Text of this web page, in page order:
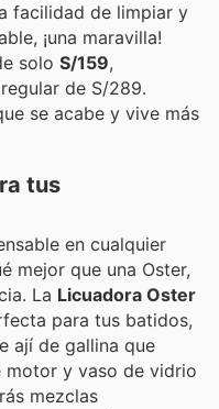
facilidad de limpiar y
¡una maravilla!
solo S/159,
de S/289.
se acabe y vive más
tus
en cualquier
mejor que una Oster,
La Licuadora Oster
para tus batidos,
ají de gallina que
y vaso de vidrio
mezclas